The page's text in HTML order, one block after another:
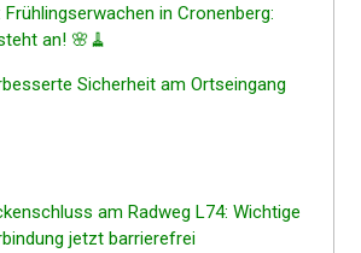
in Cronen­berg:
an! 🌸🧹
Sicher­heit am Ortseingang
am Radweg L74: Wichti­ge
jetzt barrierefrei